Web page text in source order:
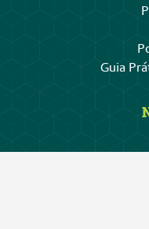
Guia